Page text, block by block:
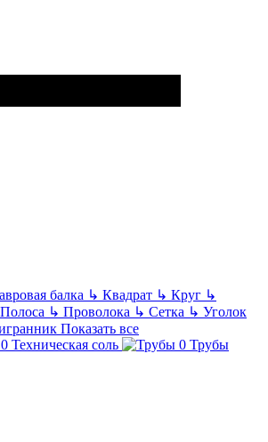
балка ↳ Квадрат ↳ Круг ↳
Полоса ↳ Проволока ↳ Сетка ↳ Уголок
Показать все
Техническая соль
Трубы